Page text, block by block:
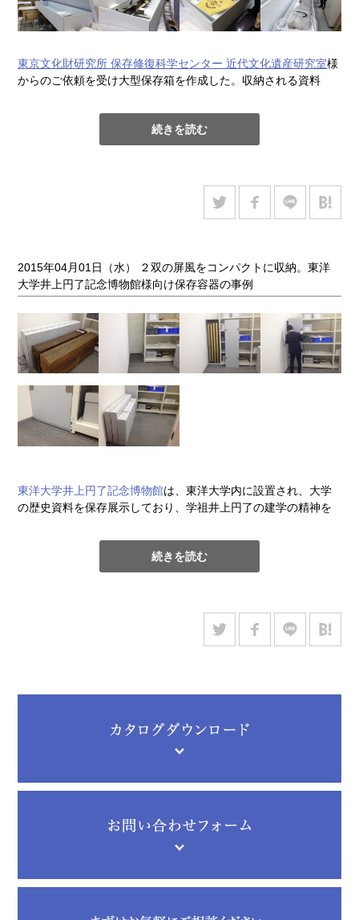
まだ色濃く残っているのはインドであるとして、その動画を紹
介している（7:15ごろから）。http://youtu.be/9HdUXD-RhcI
東京文化財研究所 保存修復科学センター 近代文化遺産研究室様
からのご依頼を受け大型保存箱を作成した。収納される資料
料保存の研究」のため、研究所に収蔵されているグライダーの
部品類（水平尾翼、主翼の一部、方向蛇）。日本の航空史を物
語る貴重な資料として現在調査・保存処置などを実施してい
全長が3メートルを超える長尺の箱は歪みが生じないよう堅牢な
部からの衝撃や振動を和らげるだけでなく、立体面のカーブ、
凹凸など、ものの形状に合わせ包み込むように支えるため、箱
内部で文化財を安定させる。コットンライクな柔軟性とクッシ
ョン性を持ち、部分的に入れるだけでも充分に固定できる。綿
と表面の不織布は不活性の100%ポリエステル製。緩衝材として
の機能を維持しつつ、文化財の長期保存に適した素材を使用し
ている。
続きを読む
2015年04月01日（水） ２双の屏風をコンパクトに収納。東洋
大学井上円了記念博物館様向け保存容器の事例
東洋大学井上円了記念博物館は、東洋大学内に設置され、大学
の歴史資料を保存展示しており、学祖井上円了の建学の精神を
い木箱に収納されている屏風用に、アーカイバル容器の製作依
頼があった。屏風サイズに合わせるだけでなく、新収蔵庫のデ
ッドスペースを有効活用するという命題もあった。
できるよう、蓋は前面パネル式とし完全に取り外せるようにし
元から備え付けられた什器のように、周りとの違和感もなく、
が排除されたことで環境も整備され、また、スペースも生まれ
たことでよりよい収蔵庫環境となった。
続きを読む